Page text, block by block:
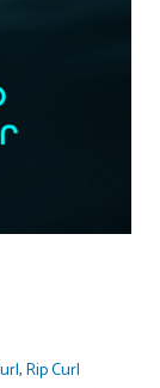
,Rip Curl